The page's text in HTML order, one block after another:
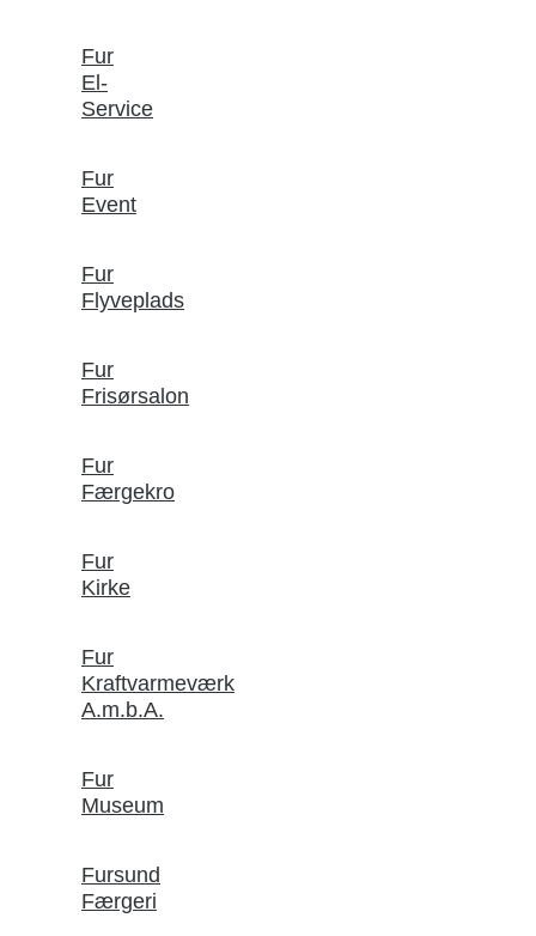
Fur
El-
Service
Fur
Event
Fur
Flyveplads
Fur
Frisørsalon
Fur
Færgekro
Fur
Kirke
Fur
Kraftvarmeværk
A.m.b.A.
Fur
Museum
Fursund
Færgeri